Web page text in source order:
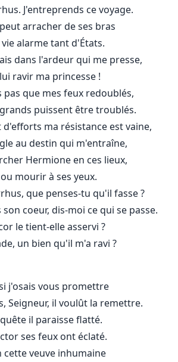
J'entreprends ce voyage.
arracher de ses bras
alarme tant d'États.
dans l'ardeur qui me presse,
ravir ma princesse !
que mes feux redoublés,
puissent être troublés.
ma résistance est vaine,
au destin qui m'entraîne,
Hermione en ces lieux,
mourir à ses yeux.
que penses-tu qu'il fasse ?
son coeur, dis-moi ce qui se passe.
le tient-elle asservi ?
un bien qu'il m'a ravi ?
j'osais vous promettre
Seigneur, il voulût la remettre.
il paraisse flatté.
ses feux ont éclaté.
cette veuve inhumaine